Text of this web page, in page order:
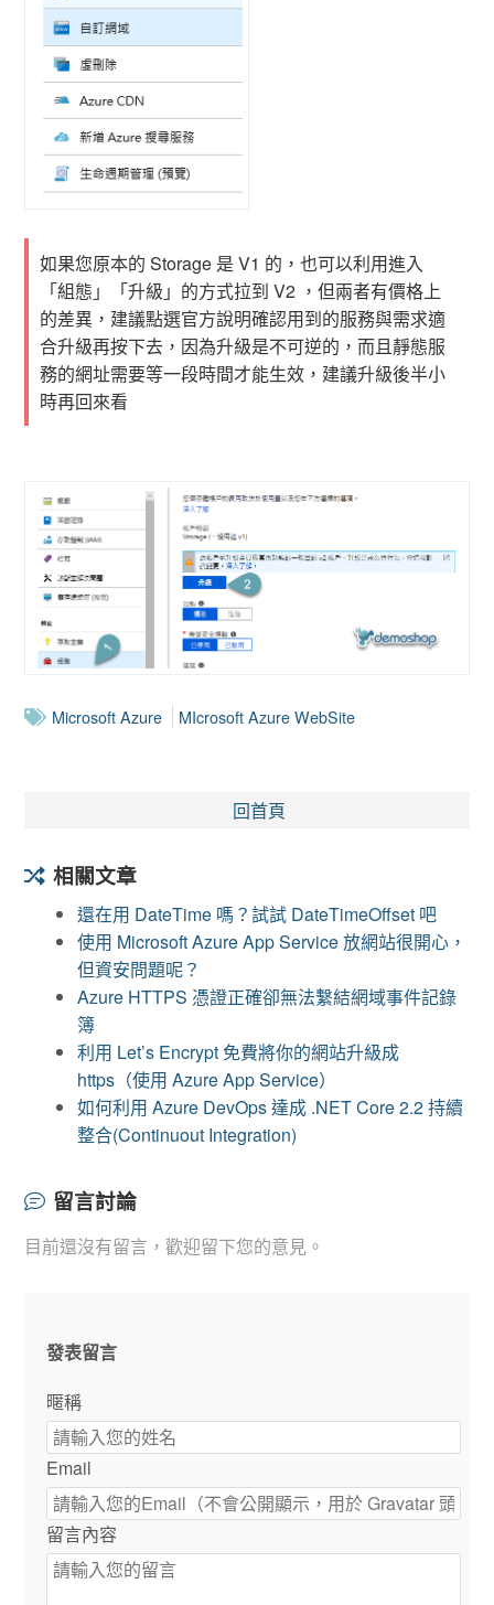
如果您原本的 Storage 是 V1 的，也可以利用進入
「組態」「升級」的方式拉到 V2 ，但兩者有價格上
的差異，建議點選官方說明確認用到的服務與需求適
合升級再按下去，因為升級是不可逆的，而且靜態服
務的網址需要等一段時間才能生效，建議升級後半小
時再回來看
Microsoft Azure MIcrosoft Azure WebSite
回首頁
相關文章
還在用 DateTime 嗎？試試 DateTimeOffset 吧
使用 Microsoft Azure App Service 放網站很開心，
但資安問題呢？
Azure HTTPS 憑證正確卻無法繫結網域事件記錄
簿
利用 Let’s Encrypt 免費將你的網站升級成
https（使用 Azure App Service）
如何利用 Azure DevOps 達成 .NET Core 2.2 持續
整合(Continuout Integration)
留言討論
目前還沒有留言，歡迎留下您的意見。
發表留言
暱稱
Email
留言內容